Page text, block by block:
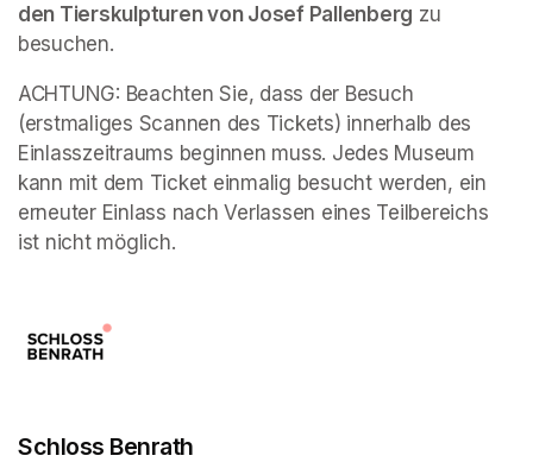
den Tierskulpturen von Josef Pallenberg zu
besuchen.
ACHTUNG: Beachten Sie, dass der Besuch
(erstmaliges Scannen des Tickets) innerhalb des
Einlasszeitraums beginnen muss. Jedes Museum
kann mit dem Ticket einmalig besucht werden, ein
erneuter Einlass nach Verlassen eines Teilbereichs
ist nicht möglich.
Schloss Benrath